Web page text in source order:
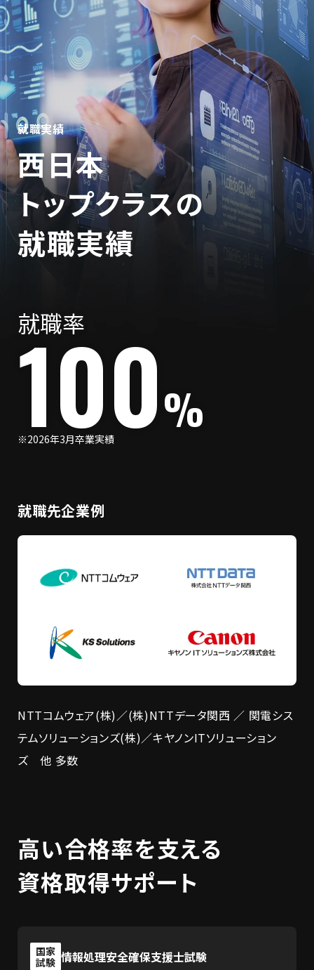
就職率
100%
※2026年3月卒業実績
就職実績
西日本
トップクラスの
就職実績
就職先企業例
NTTコムウェア(株)／(株)NTTデータ関西 ／ 関電シス
テムソリューションズ(株)／キヤノンITソリューション
ズ 他 多数
高い合格率を支える
資格取得サポート
国家
試験 情報処理安全確保支援士試験